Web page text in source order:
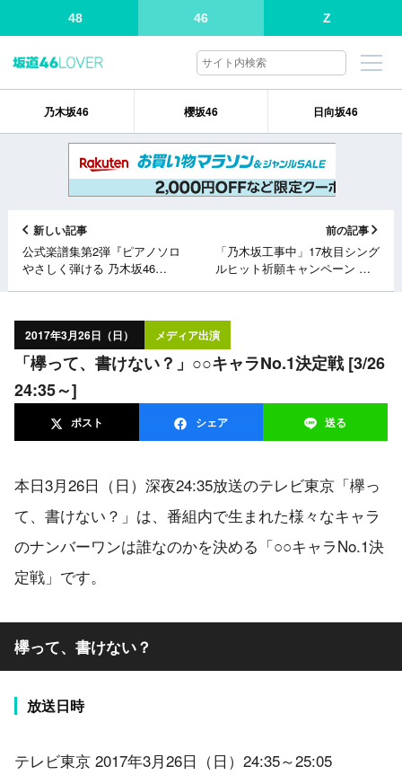
48 46 Z
乃木坂46 櫻坂46 日向坂46
新しい記事
公式楽譜集第2弾『ピアノソロ
やさしく弾ける 乃木坂46
サー」』本日発売！
前の記事
「乃木坂工事中」17枚目シング
ルヒット祈願キャンペーン ～
2017年3月26日（日） メディア出演
「欅って、書けない？」○○キャラNo.1決定戦 [3/26
24:35～]
ポスト シェア 送る
本日3月26日（日）深夜24:35放送のテレビ東京「欅っ
て、書けない？」は、番組内で生まれた様々なキャラ
のナンバーワンは誰なのかを決める「○○キャラNo.1決
定戦」です。
欅って、書けない？
放送日時
テレビ東京 2017年3月26日（日）24:35～25:05